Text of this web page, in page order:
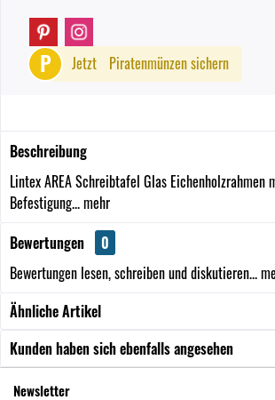
P Jetzt Piratenmünzen sichern
Beschreibung
Lintex AREA Schreibtafel Glas Eichenholzrahmen
Befestigung...mehr
Bewertungen
0
Bewertungen lesen, schreiben und diskutieren...
Ähnliche Artikel
Kunden haben sich ebenfalls angesehen
Newsletter